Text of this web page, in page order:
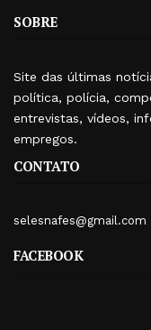
SOBRE
Site das últimas
política, polícia,
entrevistas, vídeos,
empregos.
CONTATO
selesnafes@gmail.com
FACEBOOK